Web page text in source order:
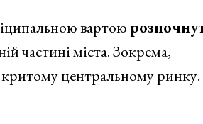
вартою
частині міста. Зокрема,
центральному ринку.